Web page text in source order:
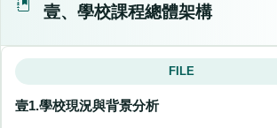
壹、學校課程總體架構
FILE
壹1.學校現況與背景分析